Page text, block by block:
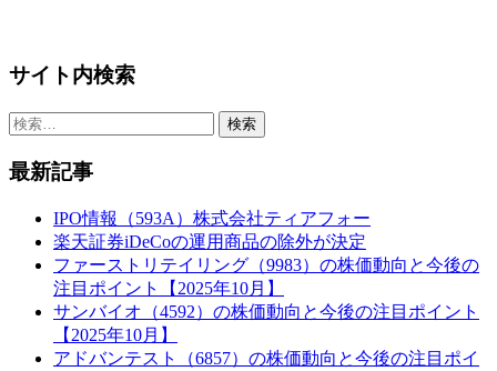
サイト内検索
検
最新記事
IPO情報（593A）株式会社ティアフォー
楽天証券iDeCoの運用商品の除外が決定
ファーストリテイリング（9983）の株価動向と今後の
注目ポイント【2025年10月】
サンバイオ（4592）の株価動向と今後の注目ポイント
【2025年10月】
アドバンテスト（6857）の株価動向と今後の注目ポイ